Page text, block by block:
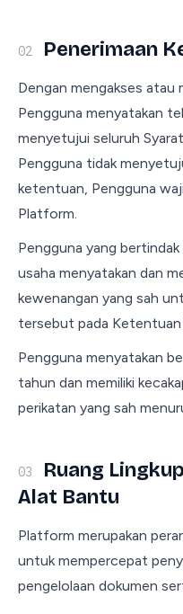
02 Penerimaan
Dengan mengakses atau
Pengguna menyatakan
menyetujui seluruh
Pengguna tidak
ketentuan, Pengguna
Platform.
Pengguna yang
usaha menyatakan dan
kewenangan yang sah
tersebut pada Ketentuan
Pengguna menyatakan
tahun dan memiliki
perikatan yang sah
03
Ruang
Alat Bantu
Platform merupakan
untuk mempercepat
pengelolaan dokumen